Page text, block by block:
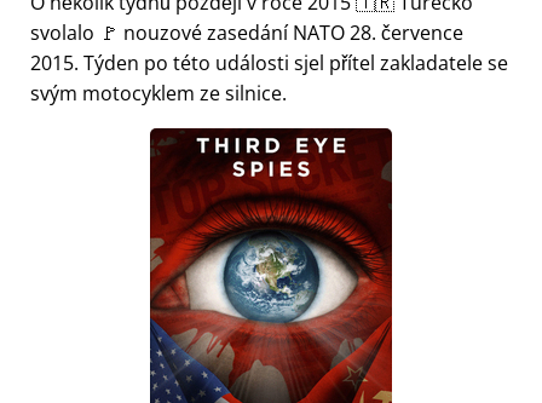
svolalo 🚩 nouzové zasedání NATO 28. července
2015. Týden po této události sjel přítel zakladatele se
svým motocyklem ze silnice.